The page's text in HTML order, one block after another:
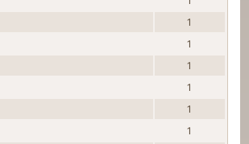
1
1
1
1
1
1